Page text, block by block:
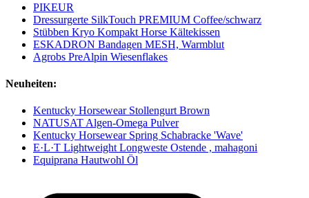
PIKEUR
Dressurgerte SilkTouch PREMIUM Coffee/schwarz
Stübben Kryo Kompakt Horse Kältekissen
ESKADRON Bandagen MESH, Warmblut
Agrobs PreAlpin Wiesenflakes
Neuheiten:
Kentucky Horsewear Stollengurt Brown
NATUSAT Algen-Omega Pulver
Kentucky Horsewear Spring Schabracke 'Wave'
E·L·T Lightweight Longweste Ostende , mahagoni
Equiprana Hautwohl Öl